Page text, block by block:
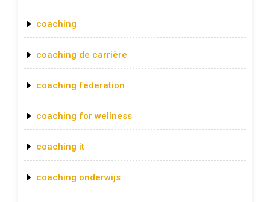
coaching
coaching de carrière
coaching federation
coaching for wellness
coaching it
coaching onderwijs